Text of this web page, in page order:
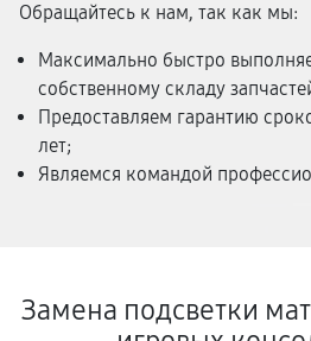
Обращайтесь к нам, так как мы:
Максимально быстро
собственному складу
Предоставляем гарантию
лет;
Являемся командой
Замена подсветки